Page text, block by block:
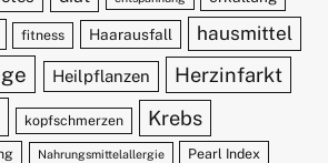
fitness Haarausfall hausmittel
Heilpflanzen Herzinfarkt
kopfschmerzen Krebs
Nahrungsmittelallergie Pearl Index